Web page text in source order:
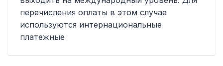
перечисления оплаты в этом случае
используются интернациональные
платежные